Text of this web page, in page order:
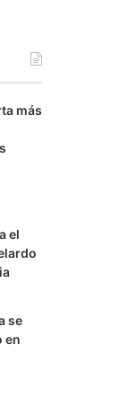
más
el
se
en